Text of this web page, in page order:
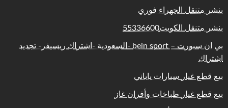
بنشر متنقل الجهراء فوري
بنشر متنقل الكويت55336600
بي ان سبورت – bein sport -السعودية -اشتراك ريسيفر- تجديد
اشتراك
بيع قطع غيار سيارات ياباني
بيع قطع غيار طباخات وأفران غاز